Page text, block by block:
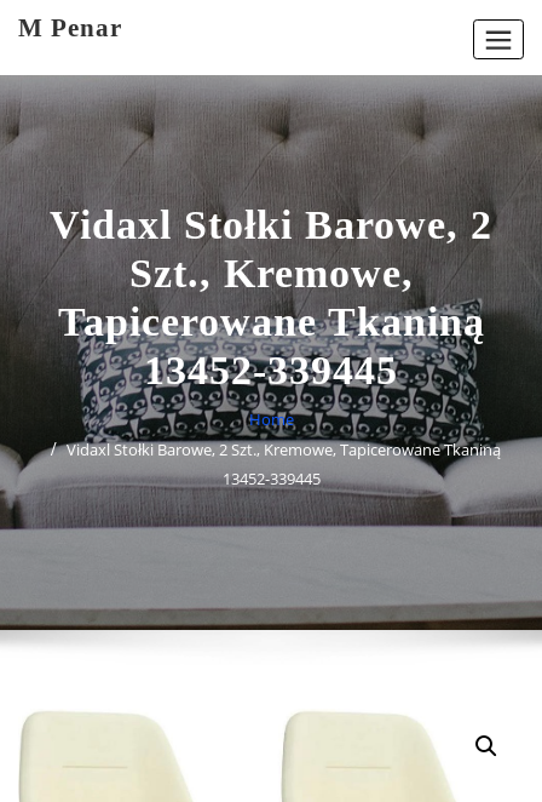
M Penar
Vidaxl Stołki Barowe, 2
Szt., Kremowe,
Tapicerowane Tkaniną
13452-339445
Home
Vidaxl Stołki Barowe, 2 Szt., Kremowe, Tapicerowane Tkaniną
13452-339445